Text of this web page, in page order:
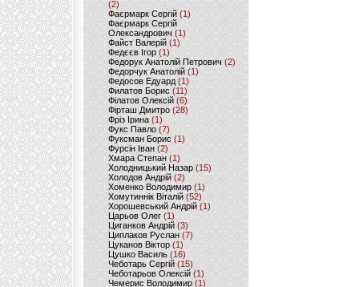
(2)
Фаєрмарк Сергій(1)
Фаєрмарк Сергій
Олександрович (1)
Файст Валерій(1)
Федєєв Ігор (1)
Федорук Анатолій Петрович (2)
Федорчук Анатолій (1)
Федосов Едуард (1)
Филатов Борис (11)
Філатов Олексій (6)
Фірташ Дмитро (28)
Фріз Ірина (1)
Фукс Павло (7)
Фуксман Борис (1)
Фурсін Іван (2)
Хмара Степан(1)
Холодницький Назар(15)
Холодов Андрій (2)
Хоменко Володимир (1)
Хомутиннік Віталій (52)
Хорошевський Андрій (1)
Царьов Олег (1)
Циганков Андрій (3)
Циплаков Руслан(7)
Цуканов Віктор (1)
Цушко Василь (16)
Чеботарь Сергій (15)
Чеботарьов Олексій (1)
Чемерис Володимир (1)